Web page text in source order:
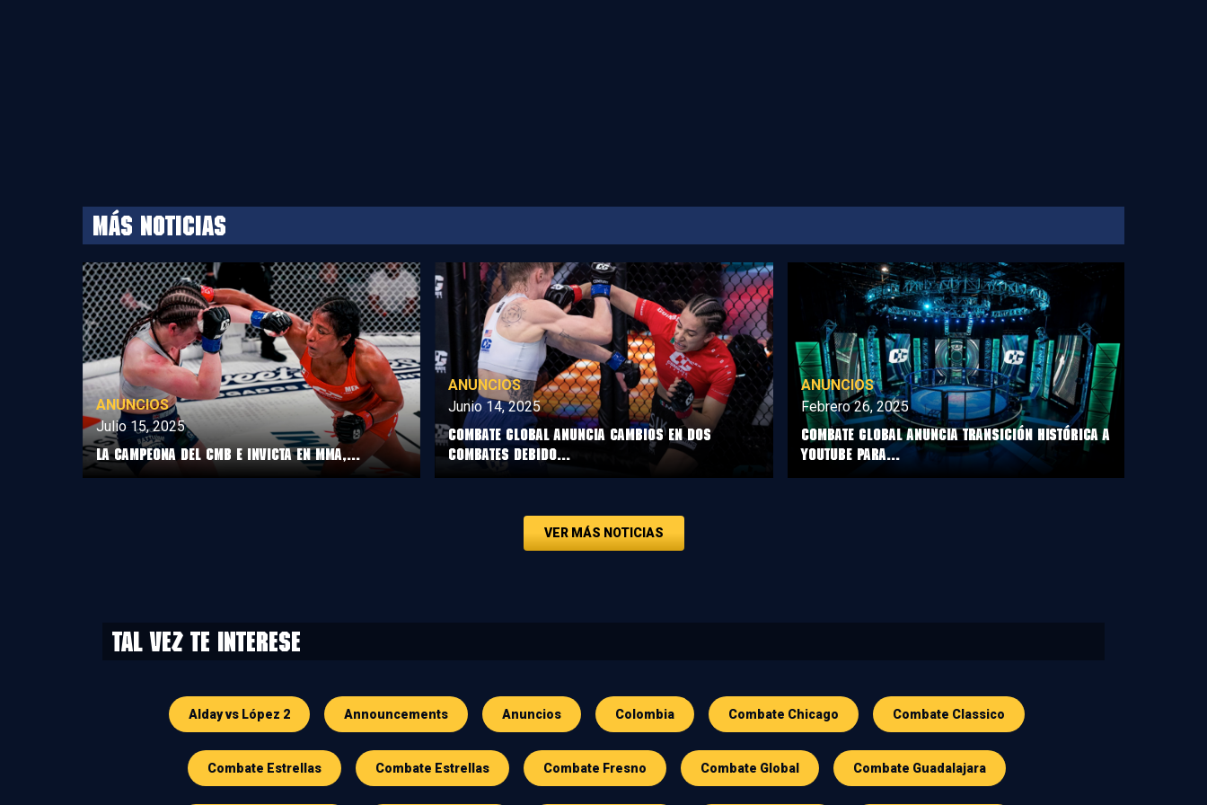
MÁS NOTICIAS
ANUNCIOS
Julio 15, 2025
LA CAMPEONA DEL CMB E INVICTA EN MMA,...
ANUNCIOS
Junio 14, 2025
COMBATE GLOBAL ANUNCIA CAMBIOS EN DOS
COMBATES DEBIDO...
ANUNCIOS
Febrero 26, 2025
COMBATE GLOBAL ANUNCIA TRANSICIÓN HISTÓRICA A
YOUTUBE PARA...
VER MÁS NOTICIAS
Tal vez te interese
Alday vs López 2 Announcements Anuncios Colombia Combate Chicago Combate Classico
Combate Estrellas Combate Estrellas Combate Fresno Combate Global Combate Guadalajara